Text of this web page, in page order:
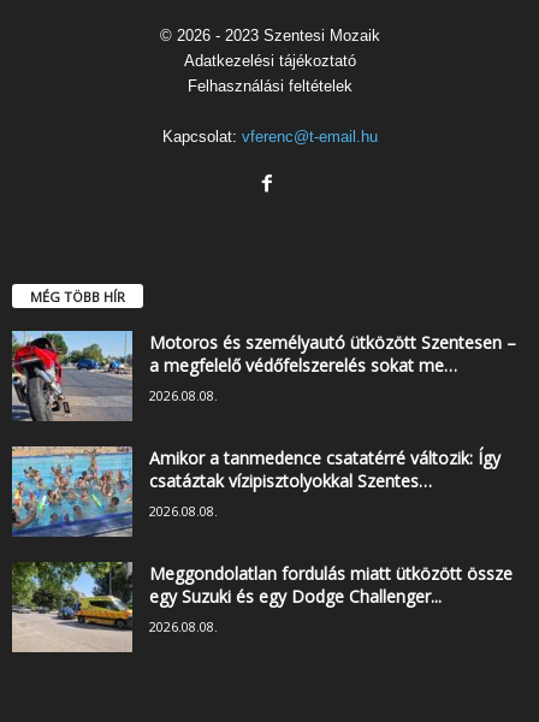
© 2026 - 2023 Szentesi Mozaik
Adatkezelési tájékoztató
Felhasználási feltételek
Kapcsolat: vferenc@t-email.hu
MÉG TÖBB HÍR
Motoros és személyautó ütközött Szentesen –
a megfelelő védőfelszerelés sokat me…
2026.08.08.
Amikor a tanmedence csatatérré változik: Így
csatáztak vízipisztolyokkal Szentes…
2026.08.08.
Meggondolatlan fordulás miatt ütközött össze
egy Suzuki és egy Dodge Challenger...
2026.08.08.